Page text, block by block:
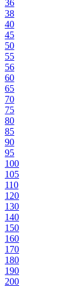
36
38
40
45
50
55
56
60
65
70
75
80
85
90
95
100
105
110
120
130
140
150
160
170
180
190
200